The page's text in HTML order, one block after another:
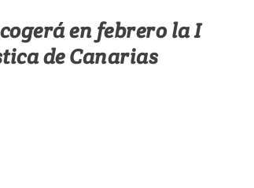
en febrero la I
de Canarias